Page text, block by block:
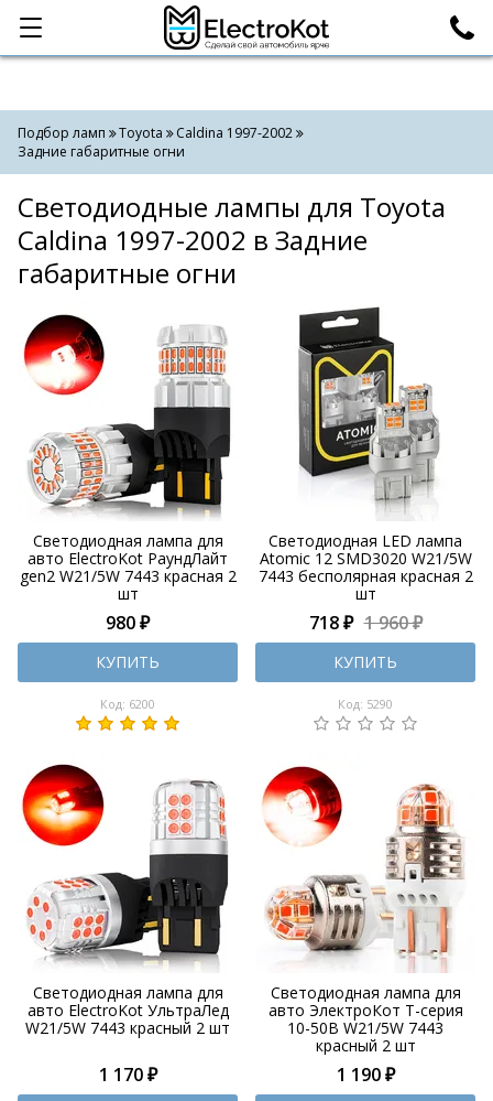
Категории Поиск
Подбор ламп Toyota
Caldina 1997-2002
Задние габаритные огни
Светодиодные лампы для Toyota
Caldina 1997-2002 в Задние
габаритные огни
Светодиодная лампа для
авто ElectroKot РаундЛайт
gen2 W21/5W 7443 красная 2
шт
980 ₽
КУПИТЬ
Код: 6200
Светодиодная LED лампа
Atomic 12 SMD3020 W21/5W
7443 бесполярная красная 2
шт
718 ₽ 1 960 ₽
КУПИТЬ
Код: 5290
Светодиодная лампа для
авто ElectroKot УльтраЛед
W21/5W 7443 красный 2 шт
1 170 ₽
Светодиодная лампа для
авто ЭлектроКот Т-серия
10-50В W21/5W 7443
красный 2 шт
1 190 ₽